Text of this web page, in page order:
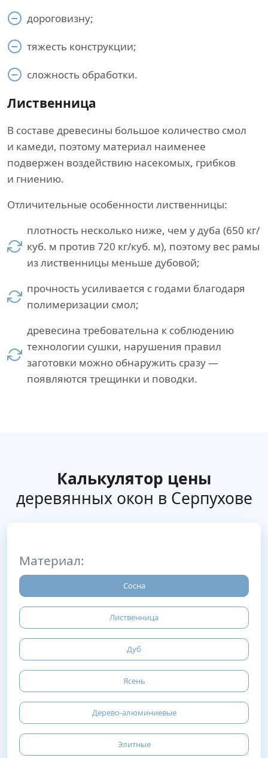
дороговизну;
тяжесть конструкции;
сложность обработки.
Лиственница
В составе древесины большое количество смол
и камеди, поэтому материал наименее
подвержен воздействию насекомых, грибков
и гниению.
Отличительные особенности лиственницы:
плотность несколько ниже, чем у дуба (650 кг/
куб. м против 720 кг/куб. м), поэтому вес рамы
из лиственницы меньше дубовой;
прочность усиливается с годами благодаря
полимеризации смол;
древесина требовательна к соблюдению
технологии сушки, нарушения правил
заготовки можно обнаружить сразу —
появляются трещинки и поводки.
Калькулятор цены
деревянных окон в Серпухове
Материал:
Сосна
Лиственница
Дуб
Ясень
Дерево-алюминиевые
Элитные